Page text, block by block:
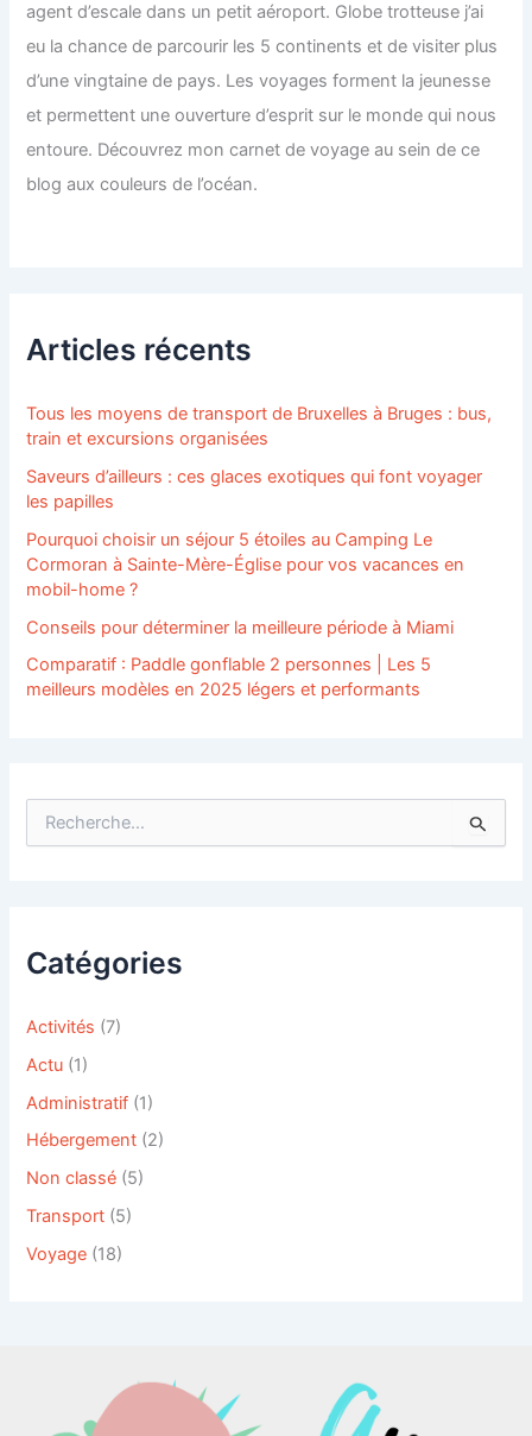
agent d’escale dans un petit aéroport. Globe trotteuse j’ai
eu la chance de parcourir les 5 continents et de visiter plus
d’une vingtaine de pays. Les voyages forment la jeunesse
et permettent une ouverture d’esprit sur le monde qui nous
entoure. Découvrez mon carnet de voyage au sein de ce
blog aux couleurs de l’océan.
Articles récents
Tous les moyens de transport de Bruxelles à Bruges : bus,
train et excursions organisées
Saveurs d’ailleurs : ces glaces exotiques qui font voyager
les papilles
Pourquoi choisir un séjour 5 étoiles au Camping Le
Cormoran à Sainte-Mère-Église pour vos vacances en
mobil-home ?
Conseils pour déterminer la meilleure période à Miami
Comparatif : Paddle gonflable 2 personnes | Les 5
meilleurs modèles en 2025 légers et performants
c
h
r
:
Catégories
Activités (7)
Actu (1)
Administratif (1)
Hébergement (2)
Non classé (5)
Transport (5)
Voyage (18)